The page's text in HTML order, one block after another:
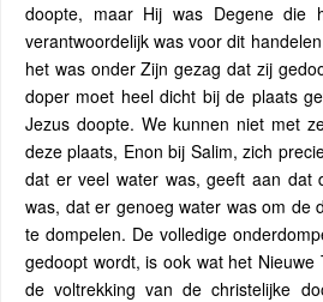
doopte, maar Hij was Degene die
verantwoordelijk was voor dit
het was onder Zijn gezag dat zij
doper moet heel dicht bij de plaats
Jezus doopte. We kunnen niet met
deze plaats, Enon bij Salim, zich
dat er veel water was, geeft aan dat
was, dat er genoeg water was om de
te dompelen. De volledige
gedoopt wordt, is ook wat het
de voltrekking van de christelijke